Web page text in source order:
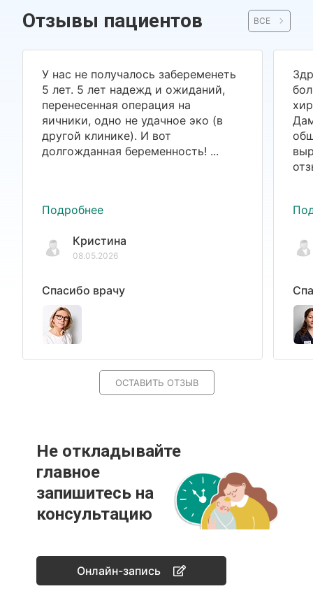
Отзывы пациентов ВСЕ
У нас не получалось забеременеть
5 лет. 5 лет надежд и ожиданий,
перенесенная операция на
яичники, одно не удачное эко (в
другой клинике). И вот
долгожданная беременность! ...
Подробнее
Кристина
08.05.2026
Спасибо врачу
ОСТАВИТЬ ОТЗЫВ
Не откладывайте
главное
запишитесь на
консультацию
Онлайн-запись